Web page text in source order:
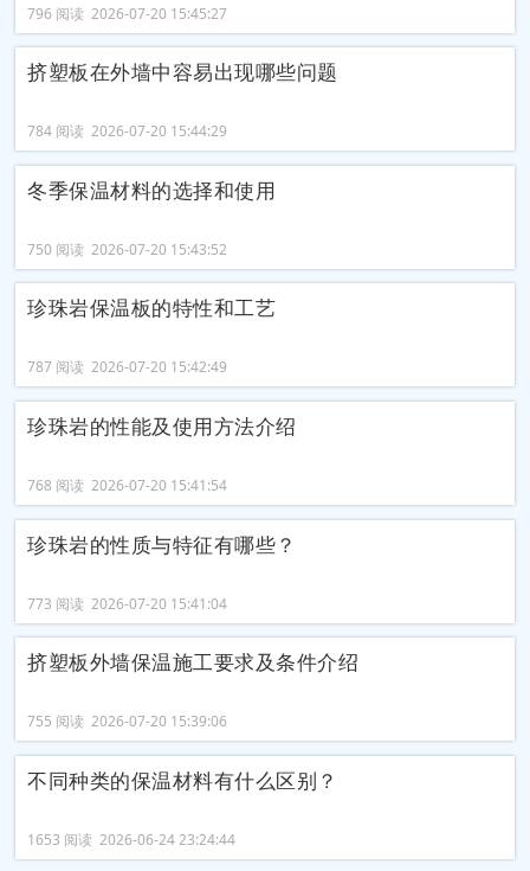
796 阅读 2026-07-20 15:45:27
挤塑板在外墙中容易出现哪些问题
784 阅读 2026-07-20 15:44:29
冬季保温材料的选择和使用
750 阅读 2026-07-20 15:43:52
珍珠岩保温板的特性和工艺
787 阅读 2026-07-20 15:42:49
珍珠岩的性能及使用方法介绍
768 阅读 2026-07-20 15:41:54
珍珠岩的性质与特征有哪些？
773 阅读 2026-07-20 15:41:04
挤塑板外墙保温施工要求及条件介绍
755 阅读 2026-07-20 15:39:06
不同种类的保温材料有什么区别？
1653 阅读 2026-06-24 23:24:44